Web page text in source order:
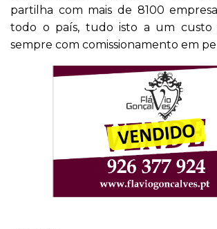
partilha com mais de 8100
todo o país, tudo isto a um custo
sempre com comissionamento em